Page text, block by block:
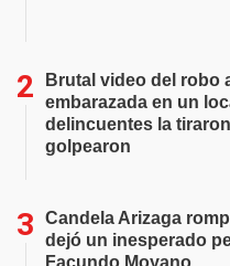
Brutal video del robo
embarazada en un
delincuentes la
golpearon
Candela Arizaga
dejó un inesperado
Facundo Moyano